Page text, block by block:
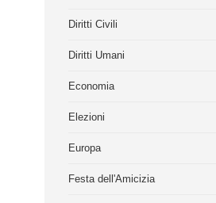
Diritti Civili
Diritti Umani
Economia
Elezioni
Europa
Festa dell'Amicizia